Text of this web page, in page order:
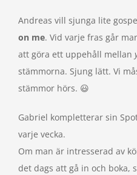
Andreas vill sjunga lite
on me. Vid varje fras går
att göra ett uppehåll mellan
stämmorna. Sjung lätt. Vi
stämmor hörs. 😃
Gabriel kompletterar sin
varje vecka.
Om man är intresserad av
det dags att gå in och boka,